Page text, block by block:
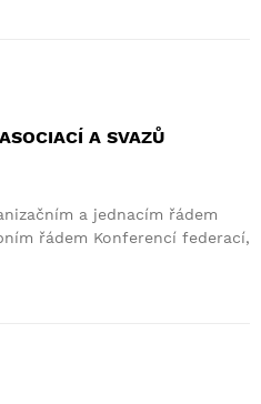
A SVAZŮ
a jednacím řádem
řádem Konferencí federací,